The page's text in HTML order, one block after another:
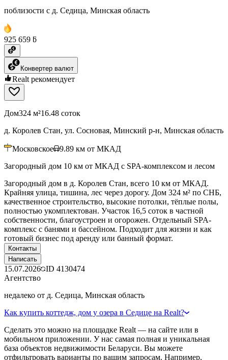
поблизости с д. Седица, Минская область
925 659 ƃ
Конвертер валют
Realt рекомендует
Дом324 м²16.48 соток
д. Королев Стан, ул. Сосновая, Минский р-н, Минская область
Московское 9.89 км от МКАД
Загородный дом 10 км от МКАД с SPA-комплексом и лесом
Загородный дом в д. Королев Стан, всего 10 км от МКАД.
Крайняя улица, тишина, лес через дорогу. Дом 324 м² по СНБ,
качественное строительство, высокие потолки, тёплые полы,
полностью укомплектован. Участок 16,5 соток в частной
собственности, благоустроен и огорожен. Отдельный SPA-
комплекс с банями и бассейном. Подходит для жизни и как
готовый бизнес под аренду или банный формат.
Контакты
Написать
15.07.2026 ID 4130474
Агентство
недалеко от д. Седица, Минская область
Как купить коттедж, дом у озера в Седице на Realt?
Сделать это можно на площадке Realt — на сайте или в
мобильном приложении. У нас самая полная и уникальная
база объектов недвижимости Беларуси. Вы можете
отфильтровать варианты по вашим запросам. Например,